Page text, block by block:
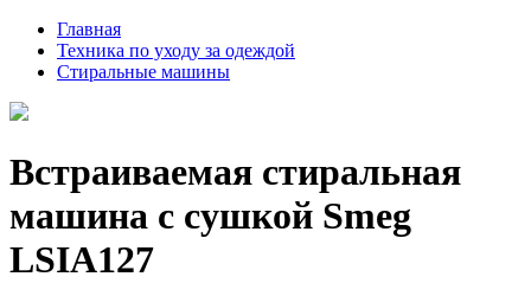
Главная
Техника по уходу за одеждой
Стиральные машины
Встраиваемая стиральная
машина с сушкой Smeg
LSIA127